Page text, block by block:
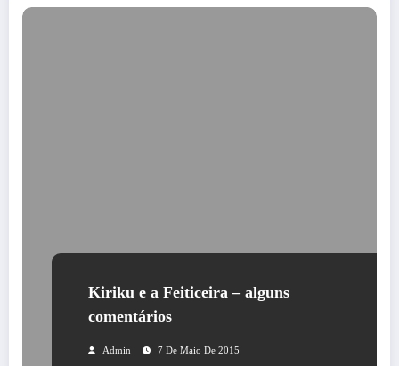
Kiriku e a Feiticeira – alguns
comentários
Admin 7 De Maio De 2015